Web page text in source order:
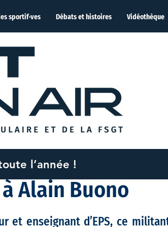
sportif·ves Débats et histoires Vidéothèque
Alain Buono
min de lecture
et enseignant d’EPS, ce
l’année !